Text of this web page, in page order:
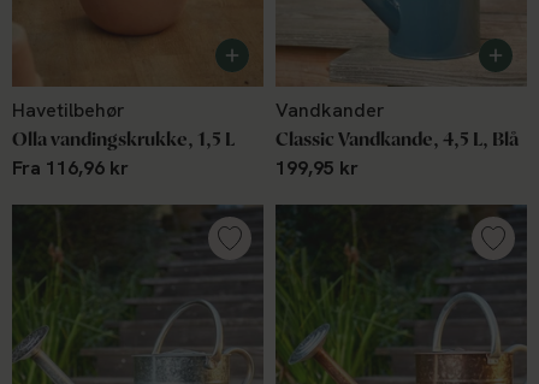
Havetilbehør
Olla vandingskrukke, 1,5 L
Fra 116,96 kr
Vandkander
Classic Vandkande, 4,5 L, Blå
199,95 kr